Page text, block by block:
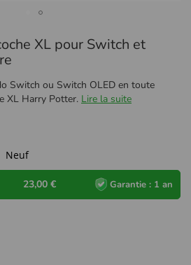
XL pour Switch et
Switch ou Switch OLED en toute
XL Harry Potter. Lire la suite
Neuf
23,00 € Garantie : 1 an